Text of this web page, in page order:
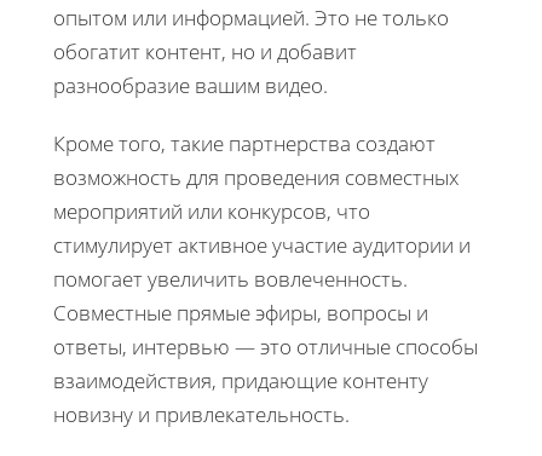
опытом или информацией. Это не только
обогатит контент, но и добавит
разнообразие вашим видео.
Кроме того, такие партнерства создают
возможность для проведения совместных
мероприятий или конкурсов, что
стимулирует активное участие аудитории и
помогает увеличить вовлеченность.
Совместные прямые эфиры, вопросы и
ответы, интервью — это отличные способы
взаимодействия, придающие контенту
новизну и привлекательность.